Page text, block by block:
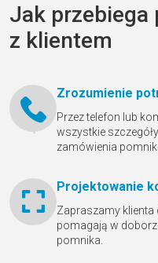
Jak przebiega
z klientem
Zrozumienie
Przez telefon lub
wszystkie
zamówienia
Projektowanie
Zapraszamy klienta
pomagają w
pomnika.